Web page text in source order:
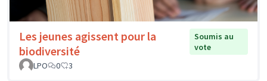
Les jeunes agissent pour la
biodiversité
Soumis au
vote
LPO
0 3